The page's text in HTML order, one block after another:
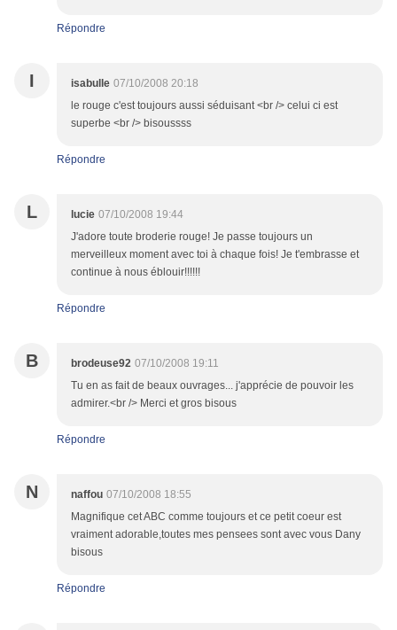
Répondre
I isabulle 07/10/2008 20:18
le rouge c'est toujours aussi séduisant <br /> celui ci est
superbe <br /> bisoussss
Répondre
L lucie 07/10/2008 19:44
J'adore toute broderie rouge! Je passe toujours un
merveilleux moment avec toi à chaque fois! Je t'embrasse et
continue à nous éblouir!!!!!!
Répondre
B brodeuse92 07/10/2008 19:11
Tu en as fait de beaux ouvrages... j'apprécie de pouvoir les
admirer.<br /> Merci et gros bisous
Répondre
N naffou 07/10/2008 18:55
Magnifique cet ABC comme toujours et ce petit coeur est
vraiment adorable,toutes mes pensees sont avec vous Dany
bisous
Répondre